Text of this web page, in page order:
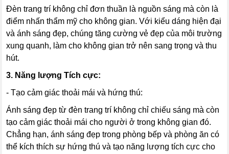
Đèn trang trí không chỉ đơn thuần là nguồn sáng mà còn là
điểm nhấn thẩm mỹ cho không gian. Với kiểu dáng hiện đại
và ánh sáng đẹp, chúng tăng cường vẻ đẹp của môi trường
xung quanh, làm cho không gian trở nên sang trọng và thu
hút.
3. Năng lượng Tích cực:
- Tạo cảm giác thoải mái và hứng thú:
Ánh sáng đẹp từ đèn trang trí không chỉ chiếu sáng mà còn
tạo cảm giác thoải mái cho người ở trong không gian đó.
Chẳng hạn, ánh sáng đẹp trong phòng bếp và phòng ăn có
thể kích thích sự hứng thú và tạo năng lượng tích cực cho